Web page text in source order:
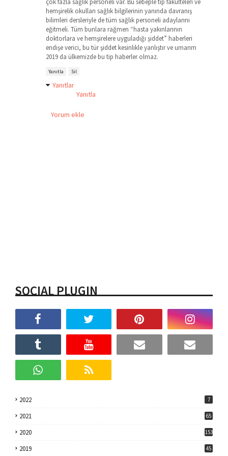
çok fazla sağlık personeli var. Bu sebeple tıp fakülteleri ve
hemşirelik okulları sağlık bilgilerinin yanında davranış
bilimleri dersleriyle de tüm sağlık personeli adaylarını
eğitmeli. Tüm bunlara rağmen “hasta yakınlarının
doktorlara ve hemşirelere uyguladığı şiddet” haberleri
endişe verici, bu tür şiddet kesinlikle yanlıştır ve umarım
2019 da ülkemizde bu tip haberler olmaz.
Yanıtla Sil
Yanıtlar
Yanıtla
Yorum ekle
SOCIAL PLUGIN
2022 7
2021 65
2020 153
2019 45